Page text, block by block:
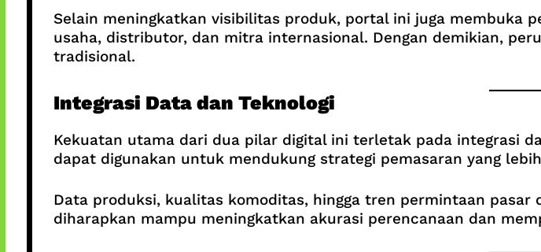
Selain meningkatkan visibilitas produk, portal ini juga membuka
usaha, distributor, dan mitra internasional. Dengan demikian,
tradisional.
Integrasi Data dan Teknologi
Kekuatan utama dari dua pilar digital ini terletak pada integrasi
dapat digunakan untuk mendukung strategi pemasaran yang
Data produksi, kualitas komoditas, hingga tren permintaan
diharapkan mampu meningkatkan akurasi perencanaan dan